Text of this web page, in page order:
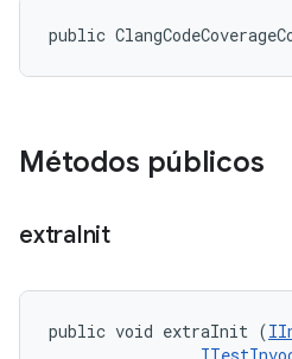
public
Métodos públicos
extraInit
public void extraInit (